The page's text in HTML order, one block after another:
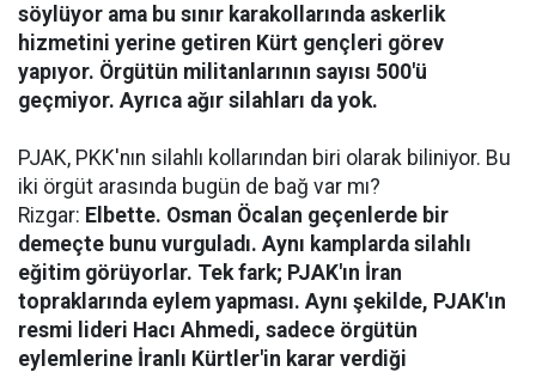
söylüyor ama bu sınır karakollarında askerlik
hizmetini yerine getiren Kürt gençleri görev
yapıyor. Örgütün militanlarının sayısı 500'ü
geçmiyor. Ayrıca ağır silahları da yok.
PJAK, PKK'nın silahlı kollarından biri olarak biliniyor. Bu
iki örgüt arasında bugün de bağ var mı?
Rizgar: Elbette. Osman Öcalan geçenlerde bir
demeçte bunu vurguladı. Aynı kamplarda silahlı
eğitim görüyorlar. Tek fark; PJAK'ın İran
topraklarında eylem yapması. Aynı şekilde, PJAK'ın
resmi lideri Hacı Ahmedi, sadece örgütün
eylemlerine İranlı Kürtler'in karar verdiği